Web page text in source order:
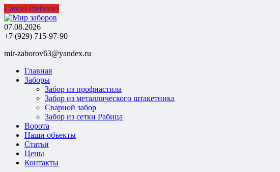
Cancel Preloader
07.08.2026
+7 (929) 715-97-90
mir-zaborov63@yandex.ru
Главная
Заборы
Забор из профнастила
Забор из металлического штакетника
Сварной забор
Забор из сетки Рабица
Ворота
Наши объекты
Статьи
Цены
Контакты